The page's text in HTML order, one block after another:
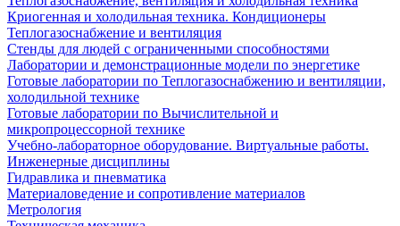
Криогенная и холодильная техника. Кондиционеры
Теплогазоснабжение и вентиляция
Стенды для людей с ограниченными способностями
Лаборатории и демонстрационные модели по энергетике
Готовые лаборатории по Теплогазоснабжению и вентиляции,
холодильной технике
Готовые лаборатории по Вычислительной и
микропроцессорной технике
Учебно-лабораторное оборудование. Виртуальные работы.
Инженерные дисциплины
Гидравлика и пневматика
Материаловедение и сопротивление материалов
Метрология